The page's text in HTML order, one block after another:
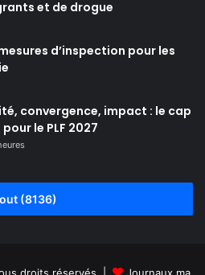
et de drogue
d’inspection pour les
convergence, impact : le cap
le PLF 2027
(8136)
droits réservés | Journaux.ma